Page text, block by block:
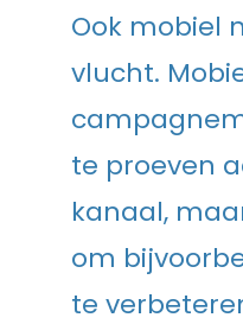
Ook mobiel
vlucht.
te proeven
kanaal,
om
te